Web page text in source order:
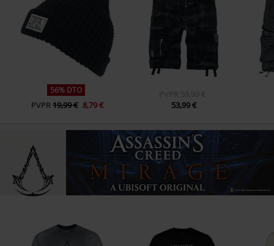
56% DTO
PVPR19,99 € 8,79 €
PVPR 59,99 €
53,99 €